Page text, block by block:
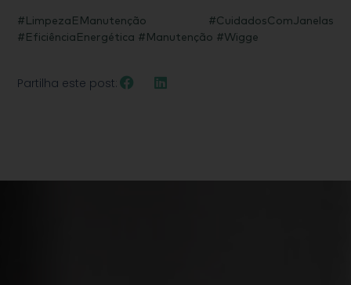
#LimpezaEManutenção #CuidadosComJanelas
#EficiênciaEnergética #Manutenção #Wigge
Partilha este post: